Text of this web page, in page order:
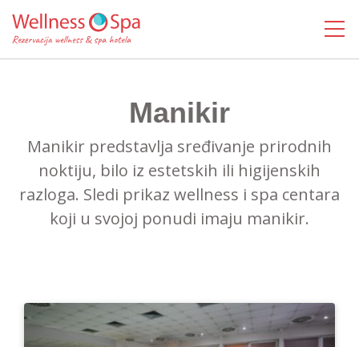
Manikir
Manikir predstavlja sređivanje prirodnih
noktiju, bilo iz estetskih ili higijenskih
razloga. Sledi prikaz wellness i spa centara
koji u svojoj ponudi imaju manikir.